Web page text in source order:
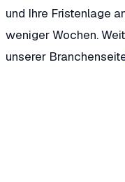
und Ihre Fristenlage
weniger Wochen.
unserer